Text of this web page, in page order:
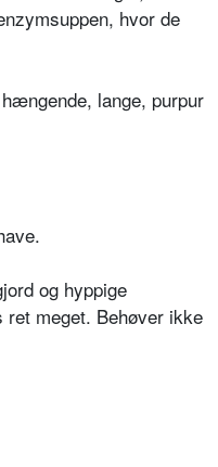
hvor de
lange, purpur
og hyppige
meget. Behøver ikke